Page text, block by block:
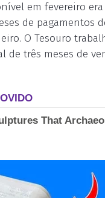
em fevereiro
de pagamentos
O Tesouro
de três meses de